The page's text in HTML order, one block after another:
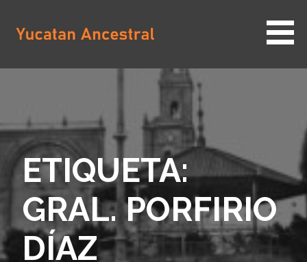
contenido
YUCATAN ANCESTRAL
ETIQUETA:
GRAL. PORFIRIO
DÍAZ